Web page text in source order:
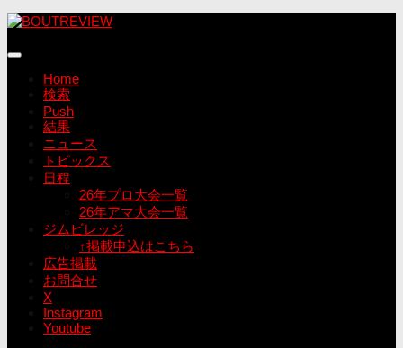
コ
テ
Home
検索
Push
結果
ニュース
トピックス
日程
26年プロ大会一覧
26年アマ大会一覧
ジムビレッジ
↑掲載申込はこちら
広告掲載
お問合せ
X
Instagram
Youtube